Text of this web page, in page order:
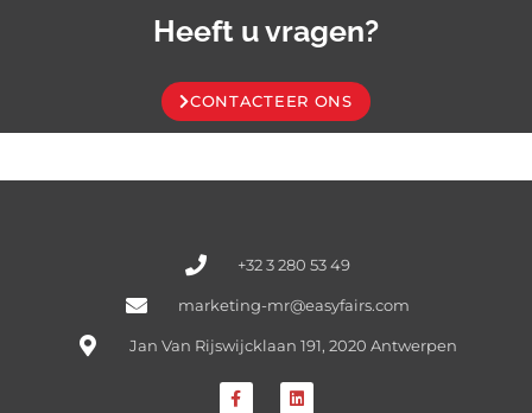
Heeft u vragen?
CONTACTEER ONS
+32 3 280 53 49
marketing-mr@easyfairs.com
Jan Van Rijswijcklaan 191, 2020 Antwerpen